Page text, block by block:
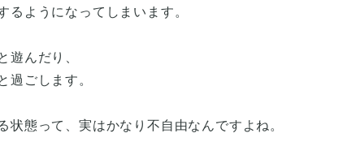
るようになってしまいます。
遊んだり、
過ごします。
状態って、実はかなり不自由なんですよね。